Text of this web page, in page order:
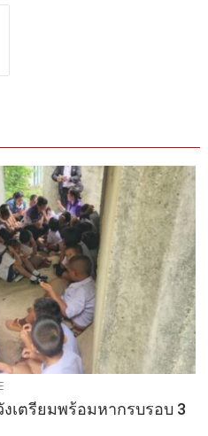
เตรียมพร้อมหากรบรอบ 3